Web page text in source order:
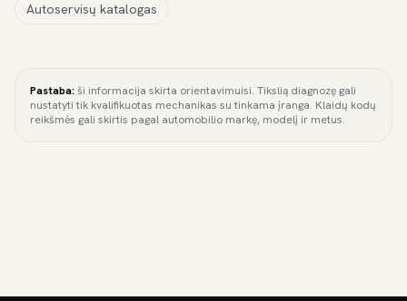
Autoservisų katalogas
Pastaba:ši informacija skirta orientavimuisi. Tikslią diagnozę gali
nustatyti tik kvalifikuotas mechanikas su tinkama įranga. Klaidų kodų
reikšmės gali skirtis pagal automobilio markę, modelį ir metus.